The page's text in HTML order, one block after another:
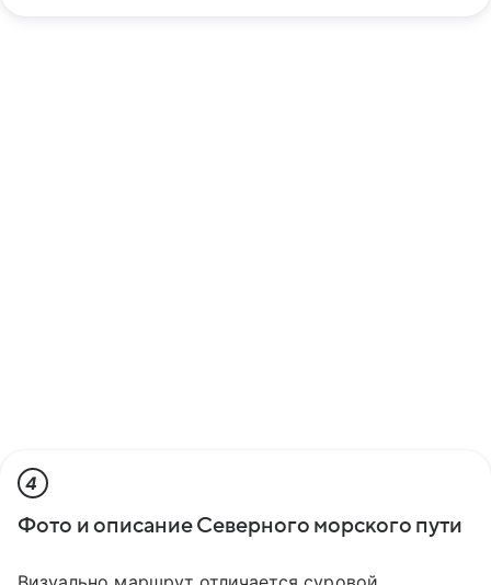
4
Фото и описание Северного морского пути